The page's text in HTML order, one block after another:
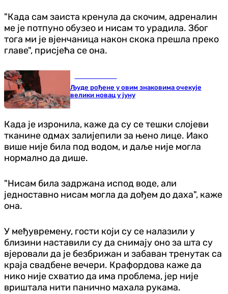
"Када сам заиста кренула да скочим, адреналин
ме је потпуно обузео и нисам то урадила. Због
тога ми је вјенчаница након скока прешла преко
главе", присјећа се она.
Људе рођене у овим знаковима очекује
велики новац у јуну
Када је изронила, каже да су се тешки слојеви
тканине одмах залијепили за њено лице. Иако
више није била под водом, и даље није могла
нормално да дише.
"Нисам била задржана испод воде, али
једноставно нисам могла да дођем до даха", каже
она.
У међувремену, гости који су се налазили у
близини наставили су да снимају оно за шта су
вјеровали да је безбрижан и забаван тренутак са
краја свадбене вечери. Крафордова каже да
нико није схватио да има проблема, јер није
вриштала нити панично махала рукама.